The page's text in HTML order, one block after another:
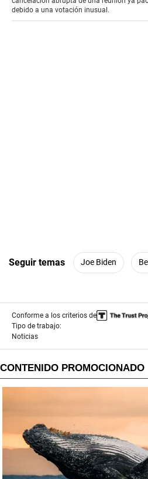
debido a una votación inusual.
Seguir temas Joe Biden
Conforme a los criterios de
Tipo de trabajo:
Noticias